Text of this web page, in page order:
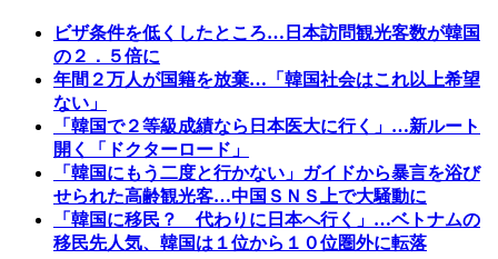
ビザ条件を低くしたところ…日本訪問観光客数が韓国
の２．５倍に
年間２万人が国籍を放棄…「韓国社会はこれ以上希望
ない」
「韓国で２等級成績なら日本医大に行く」…新ルート
開く「ドクターロード」
「韓国にもう二度と行かない」ガイドから暴言を浴び
せられた高齢観光客…中国ＳＮＳ上で大騒動に
「韓国に移民？ 代わりに日本へ行く」…ベトナムの
移民先人気、韓国は１位から１０位圏外に転落